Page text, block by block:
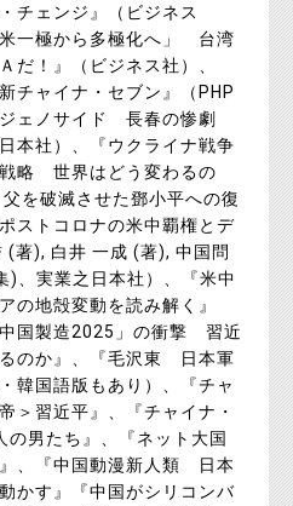
チェンジ』（ビジネス
一極から多極化へ」 台湾
だ！』（ビジネス社）、
チャイナ・セブン』（PHP
ェノサイド 長春の惨劇
本社）、『ウクライナ戦争
略 世界はどう変わるの
を破滅させた鄧小平への復
ストコロナの米中覇権とデ
(著), 白井 一成 (著), 中国問
)、実業之日本社）、『米中
地殻変動を読み解く』
中国製造2025」の衝撃 習近
のか』、『毛沢東 日本軍
韓国語版もあり）、『チャ
習近平』、『チャイナ・
男たち』、『ネット大国
、『中国動漫新人類 日本
かす』『中国がシリコンバ